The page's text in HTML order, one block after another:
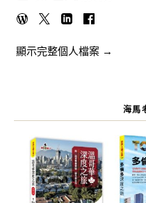
顯示完整個人檔案 →
海馬